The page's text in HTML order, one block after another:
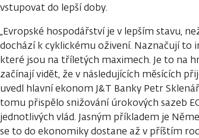
vstupovat do lepší doby.
„Evropské hospodářství je v lepším stavu,
dochází k cyklickému oživení. Naznačují to
které jsou na tříletých maximech. Je to na
začínají vidět, že v následujících měsících
uvedl hlavní ekonom J&T Banky Petr
tomu přispělo snižování úrokových sazeb
jednotlivých vlád. Jasným příkladem je
se to do ekonomiky dostane až v příštím